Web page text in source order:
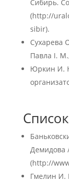
Сибирь.
(http://
sibir).
Сухарева
Павла I.
Юркин И.
Демидова
(http://
Гмелин И.